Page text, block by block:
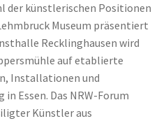
der künstlerischen Positionen
Museum präsentiert
Recklinghausen wird
auf etablierte
Installationen und
Essen. Das NRW-Forum
Künstler aus